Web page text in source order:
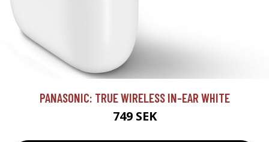
PANASONIC: TRUE WIRELESS IN-EAR WHITE
749 SEK